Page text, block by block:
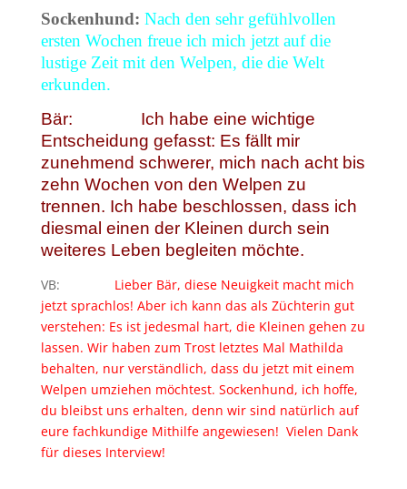
Sockenhund: Nach den sehr gefühlvollen
ersten Wochen freue ich mich jetzt auf die
lustige Zeit mit den Welpen, die die Welt
erkunden.
Bär: Ich habe eine wichtige
Entscheidung gefasst: Es fällt mir
zunehmend schwerer, mich nach acht bis
zehn Wochen von den Welpen zu
trennen. Ich habe beschlossen, dass ich
diesmal einen der Kleinen durch sein
weiteres Leben begleiten möchte.
VB: Lieber Bär, diese Neuigkeit macht mich
jetzt sprachlos! Aber ich kann das als Züchterin gut
verstehen: Es ist jedesmal hart, die Kleinen gehen zu
lassen. Wir haben zum Trost letztes Mal Mathilda
behalten, nur verständlich, dass du jetzt mit einem
Welpen umziehen möchtest. Sockenhund, ich hoffe,
du bleibst uns erhalten, denn wir sind natürlich auf
eure fachkundige Mithilfe angewiesen! Vielen Dank
für dieses Interview!